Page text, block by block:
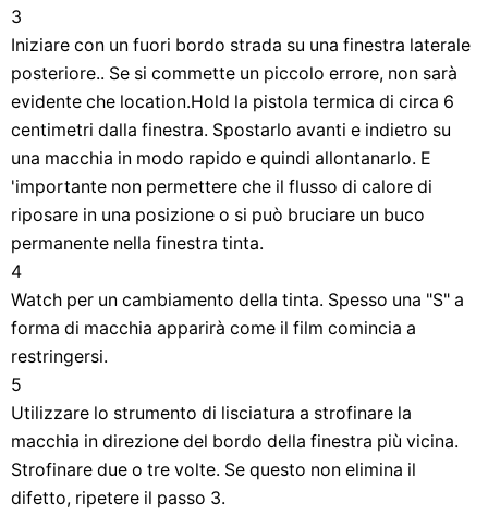
3
Iniziare con un fuori bordo strada su una finestra laterale
posteriore.. Se si commette un piccolo errore, non sarà
evidente che location.Hold la pistola termica di circa 6
centimetri dalla finestra. Spostarlo avanti e indietro su
una macchia in modo rapido e quindi allontanarlo. E
'importante non permettere che il flusso di calore di
riposare in una posizione o si può bruciare un buco
permanente nella finestra tinta.
4
Watch per un cambiamento della tinta. Spesso una "S" a
forma di macchia apparirà come il film comincia a
restringersi.
5
Utilizzare lo strumento di lisciatura a strofinare la
macchia in direzione del bordo della finestra più vicina.
Strofinare due o tre volte. Se questo non elimina il
difetto, ripetere il passo 3.